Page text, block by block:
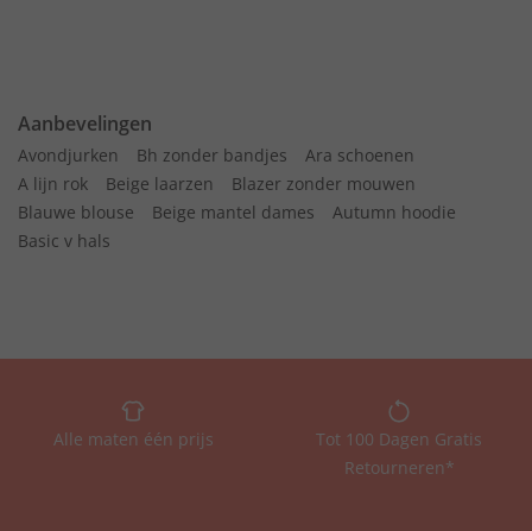
Aanbevelingen
Avondjurken Bh zonder bandjes
Ara schoenen
A lijn rok
Beige laarzen
Blazer zonder mouwen
Blauwe blouse
Beige mantel dames
Autumn hoodie
Basic v hals
Alle maten één prijs
Tot 100 Dagen Gratis
Retourneren*